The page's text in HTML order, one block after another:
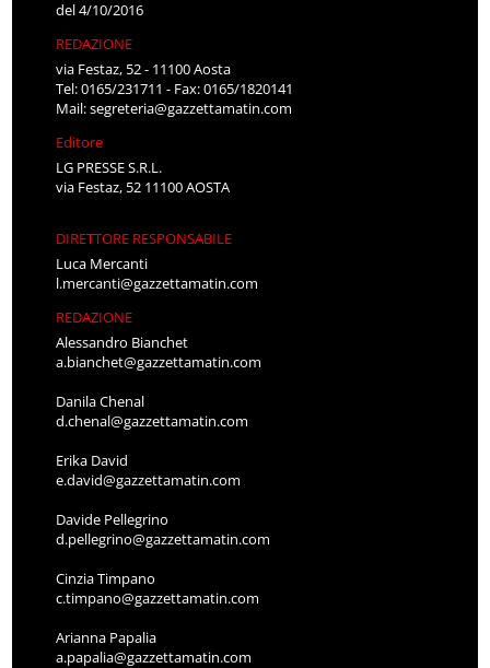
del 4/10/2016
REDAZIONE
via Festaz, 52 - 11100 Aosta
Tel: 0165/231711 - Fax: 0165/1820141
Mail:segreteria@gazzettamatin.com
Editore
LG PRESSE S.R.L.
via Festaz, 52 11100 AOSTA
DIRETTORE RESPONSABILE
Luca Mercanti
l.mercanti@gazzettamatin.com
REDAZIONE
Alessandro Bianchet
a.bianchet@gazzettamatin.com
Danila Chenal
d.chenal@gazzettamatin.com
Erika David
e.david@gazzettamatin.com
Davide Pellegrino
d.pellegrino@gazzettamatin.com
Cinzia Timpano
c.timpano@gazzettamatin.com
Arianna Papalia
a.papalia@gazzettamatin.com